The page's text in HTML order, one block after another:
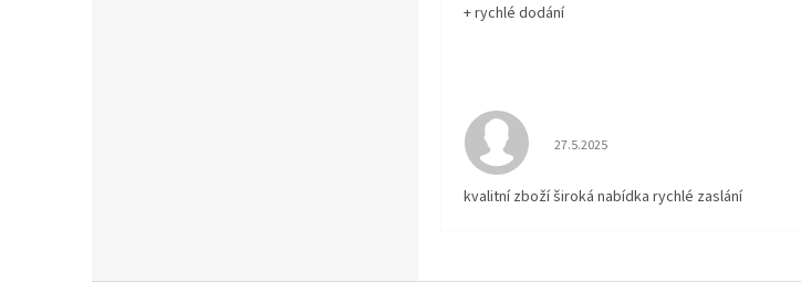
+ rychlé dodání
Hodnocení obchodu je 5 z 5 hvězdiček.
27.5.2025
kvalitní zboží široká nabídka rychlé zaslání